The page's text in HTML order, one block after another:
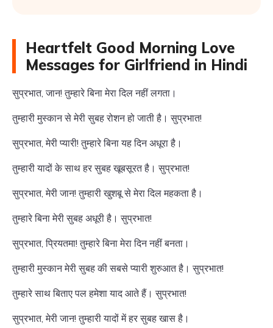
Heartfelt Good Morning Love
Messages for Girlfriend in Hindi
सुप्रभात, जान! तुम्हारे बिना मेरा दिल नहीं लगता।
तुम्हारी मुस्कान से मेरी सुबह रोशन हो जाती है। सुप्रभात!
सुप्रभात, मेरी प्यारी! तुम्हारे बिना यह दिन अधूरा है।
तुम्हारी यादों के साथ हर सुबह खूबसूरत है। सुप्रभात!
सुप्रभात, मेरी जान! तुम्हारी खुशबू से मेरा दिल महकता है।
तुम्हारे बिना मेरी सुबह अधूरी है। सुप्रभात!
सुप्रभात, प्रियतमा! तुम्हारे बिना मेरा दिन नहीं बनता।
तुम्हारी मुस्कान मेरी सुबह की सबसे प्यारी शुरुआत है। सुप्रभात!
तुम्हारे साथ बिताए पल हमेशा याद आते हैं। सुप्रभात!
सुप्रभात, मेरी जान! तुम्हारी यादों में हर सुबह खास है।